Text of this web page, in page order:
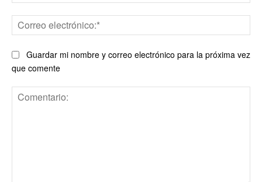
Guardar mi nombre y correo electrónico para la próxima vez
que comente